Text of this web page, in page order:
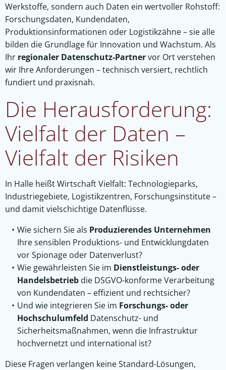
Werkstoffe, sondern auch Daten ein wertvoller Rohstoff:
Forschungsdaten, Kundendaten,
Produktionsinformationen oder Logistikzähne – sie alle
bilden die Grundlage für Innovation und Wachstum. Als
Ihr regionaler Datenschutz-Partnervor Ort verstehen
wir Ihre Anforderungen – technisch versiert, rechtlich
fundiert und praxisnah.
Die Herausforderung:
Vielfalt der Daten –
Vielfalt der Risiken
In Halle heißt Wirtschaft Vielfalt: Technologieparks,
Industriegebiete, Logistikzentren, Forschungsinstitute –
und damit vielschichtige Datenflüsse.
Wie sichern Sie als Produzierendes Unternehmen
Ihre sensiblen Produktions- und Entwicklungdaten
vor Spionage oder Datenverlust?
Wie gewährleisten Sie im Dienstleistungs- oder
Handelsbetrieb die DSGVO-konforme Verarbeitung
von Kundendaten – effizient und rechtsicher?
Und wie integrieren Sie im Forschungs- oder
Hochschulumfeld Datenschutz- und
Sicherheitsmaßnahmen, wenn die Infrastruktur
hochvernetzt und international ist?
Diese Fragen verlangen keine Standard-Lösungen,